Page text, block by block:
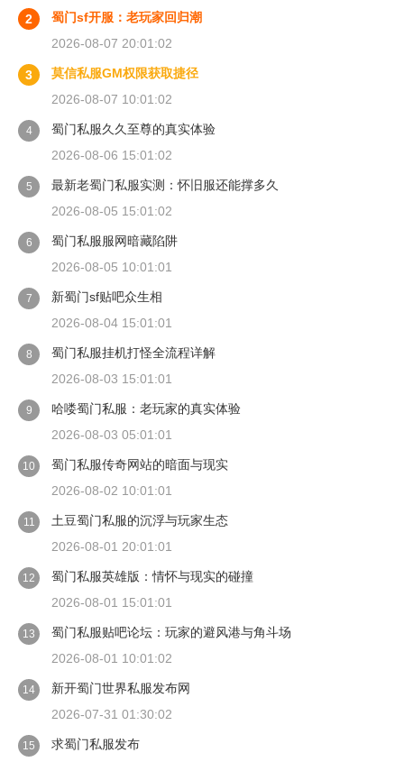
2
蜀门sf开服：老玩家回归潮
2026-08-07 20:01:02
3
莫信私服GM权限获取捷径
2026-08-07 10:01:02
4
蜀门私服久久至尊的真实体验
2026-08-06 15:01:02
5
最新老蜀门私服实测：怀旧服还能撑多久
2026-08-05 15:01:02
6
蜀门私服服网暗藏陷阱
2026-08-05 10:01:01
7
新蜀门sf贴吧众生相
2026-08-04 15:01:01
8
蜀门私服挂机打怪全流程详解
2026-08-03 15:01:01
9
哈喽蜀门私服：老玩家的真实体验
2026-08-03 05:01:01
10
蜀门私服传奇网站的暗面与现实
2026-08-02 10:01:01
11
土豆蜀门私服的沉浮与玩家生态
2026-08-01 20:01:01
12
蜀门私服英雄版：情怀与现实的碰撞
2026-08-01 15:01:01
13
蜀门私服贴吧论坛：玩家的避风港与角斗场
2026-08-01 10:01:02
14
新开蜀门世界私服发布网
2026-07-31 01:30:02
15 求蜀门私服发布